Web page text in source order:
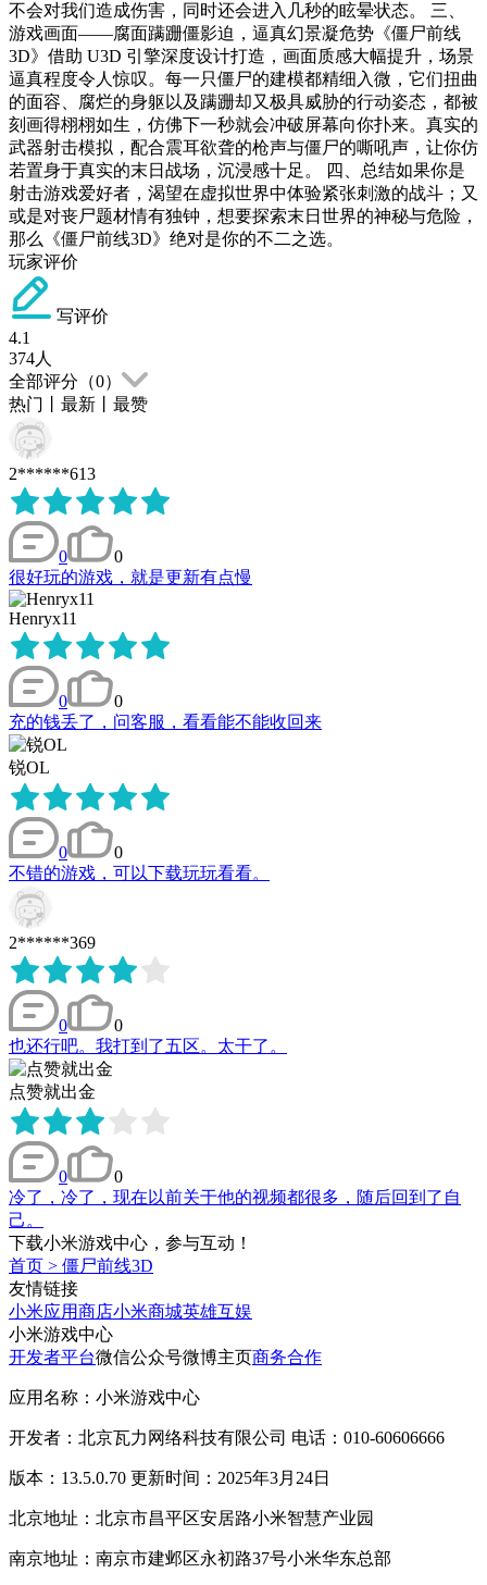
不会对我们造成伤害，同时还会进入几秒的眩晕状态。 三、
游戏画面——腐面蹒跚僵影迫，逼真幻景凝危势《僵尸前线
3D》借助 U3D 引擎深度设计打造，画面质感大幅提升，场景
逼真程度令人惊叹。每一只僵尸的建模都精细入微，它们扭曲
的面容、腐烂的身躯以及蹒跚却又极具威胁的行动姿态，都被
刻画得栩栩如生，仿佛下一秒就会冲破屏幕向你扑来。真实的
武器射击模拟，配合震耳欲聋的枪声与僵尸的嘶吼声，让你仿
若置身于真实的末日战场，沉浸感十足。 四、总结如果你是
射击游戏爱好者，渴望在虚拟世界中体验紧张刺激的战斗；又
或是对丧尸题材情有独钟，想要探索末日世界的神秘与危险，
那么《僵尸前线3D》绝对是你的不二之选。
玩家评价
写评价
4.1
374人
全部评分（0）
热门
最新 最赞
2******613
0
0
很好玩的游戏，就是更新有点慢
Henryx11
0
0
充的钱丢了，问客服，看看能不能收回来
锐OL
0
0
不错的游戏，可以下载玩玩看看。
2******369
0
0
也还行吧。我打到了五区。太干了。
点赞就出金
0
0
冷了，冷了，现在以前关于他的视频都很多，随后回到了自
己。
下载小米游戏中心，参与互动！
首页 > 僵尸前线3D
友情链接
小米应用商店小米商城英雄互娱
小米游戏中心
开发者平台微信公众号微博主页商务合作
应用名称：小米游戏中心
开发者：北京瓦力网络科技有限公司 电话：010-60606666
版本：13.5.0.70 更新时间：2025年3月24日
北京地址：北京市昌平区安居路小米智慧产业园
南京地址：南京市建邺区永初路37号小米华东总部